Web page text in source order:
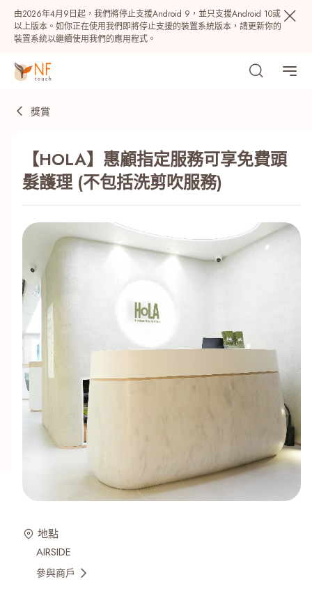
由2026年4月9日起，我們將停止支援Android 9，並只支援Android 10或
以上版本。如你正在使用我們即將停止支援的裝置系統版本，請更新你的
裝置系統以繼續使用我們的應用程式。
NF 種籽 NF Points AIRSIDE
最近搜尋紀錄
獎賞
【HOLA】惠顧指定服務可享免費頭
髮護理 (不包括洗剪吹服務)
地點
AIRSIDE
參與商戶